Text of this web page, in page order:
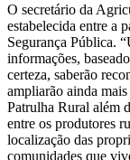
O secretário da
estabelecida entre a
Segurança Pública.
informações,
certeza, saberão
ampliarão ainda
Patrulha Rural além
entre os produtores
localização das
comunidades que